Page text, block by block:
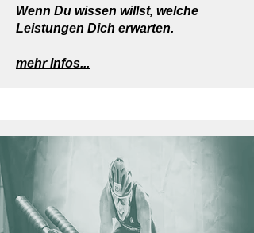
Wenn Du wissen willst, welche
Leistungen Dich erwarten.
mehr Infos...